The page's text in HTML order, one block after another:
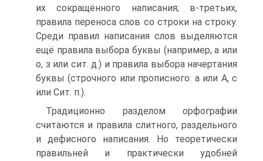
их сокращённого написания; в-третьих,
правила переноса слов со строки на строку.
Среди правил написания слов выделяются
ещё правила выбора буквы (например, а или
о, з или сит. д.) и правила выбора начертания
буквы (строчного или прописного: а или А, с
или Сит. п.).
Традиционно разделом орфографии
считаются и правила слитного, раздельного
и дефисного написания. Но теоретически
правильней и практически удобней